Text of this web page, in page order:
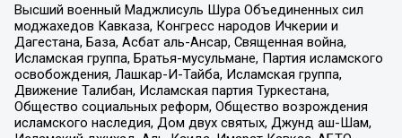
Высший военный Маджлисуль Шура Объединенных сил
моджахедов Кавказа, Конгресс народов Ичкерии и
Дагестана, База, Асбат аль-Ансар, Священная война,
Исламская группа, Братья-мусульмане, Партия исламского
освобождения, Лашкар-И-Тайба, Исламская группа,
Движение Талибан, Исламская партия Туркестана,
Общество социальных реформ, Общество возрождения
исламского наследия, Дом двух святых, Джунд аш-Шам,